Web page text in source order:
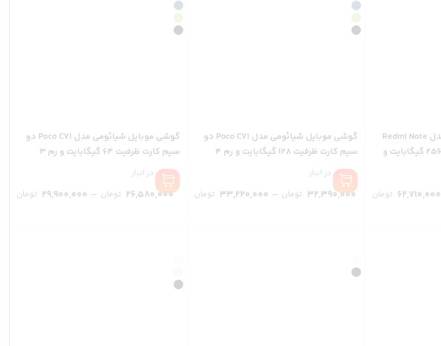
گوشی موبایل شیائومی مدل Redmi Note
14s دو سیم کارت ظرفیت 256 گیگابایت و
62,710,000 تومان
گوشی موبایل شیائومی مدل Poco C71 دو
سیم کارت ظرفیت 128 گیگابایت و رم 4
گیگابایت
موجود در انبار
32,390,000 تومان –
33,220,000 تومانPrice
گوشی موبایل شیائومی مدل Poco C71 دو
سیم کارت ظرفیت 64 گیگابایت و رم 3
گیگابایت
موجود در انبار
26,580,000 تومان –
29,900,000 تومان